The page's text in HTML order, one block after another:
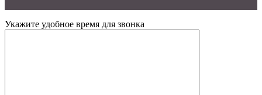
Укажите удобное время для звонка